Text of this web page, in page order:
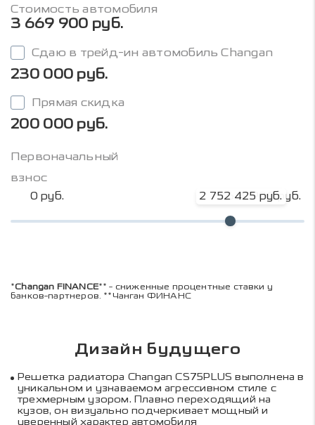
Стоимость автомобиля
3 669 900 руб.
Сдаю в трейд-ин автомобиль Changan
230 000 руб.
Прямая скидка
200 000 руб.
Первоначальный
взнос
0 руб. 2 752 425 руб.
3 669 900 руб.
*Changan FINANCE** - сниженные процентные ставки у
банков-партнеров. **Чанган ФИНАНС
Дизайн будущего
Решетка радиатора Changan CS75PLUS выполнена в
уникальном и узнаваемом агрессивном стиле с
трехмерным узором. Плавно переходящий на
кузов, он визуально подчеркивает мощный и
уверенный характер автомобиля